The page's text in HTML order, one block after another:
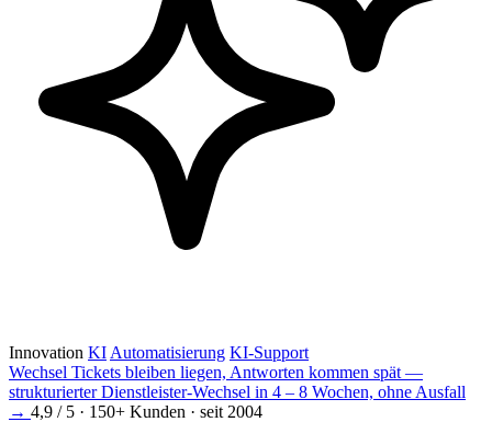
Innovation KI Automatisierung KI-Support
Wechsel Tickets bleiben liegen, Antworten kommen spät —
strukturierter Dienstleister-Wechsel in 4 – 8 Wochen, ohne Ausfall
→ 4,9 / 5 · 150+ Kunden · seit 2004